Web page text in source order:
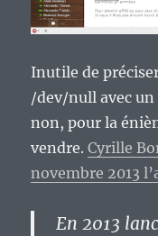
Inutile de
/dev/null avec
non, pour la
vendre.Cyrille
novembre 2013
En 2013